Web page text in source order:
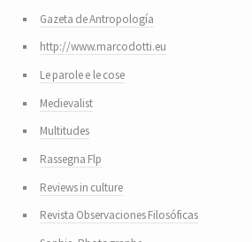
Gazeta de Antropología
http://www.marcodotti.eu
Le parole e le cose
Medievalist
Multitudes
Rassegna Flp
Reviews in culture
Revista Observaciones Filosóficas